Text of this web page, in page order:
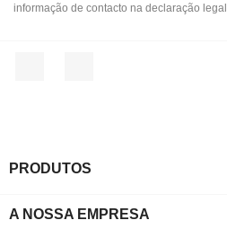
informação de contacto na declaração legal.
PRODUTOS
A NOSSA EMPRESA